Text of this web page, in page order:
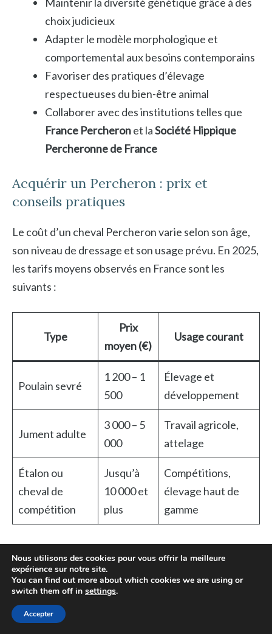
Maintenir la diversité génétique grâce à des
choix judicieux
Adapter le modèle morphologique et
comportemental aux besoins contemporains
Favoriser des pratiques d’élevage
respectueuses du bien-être animal
Collaborer avec des institutions telles que
France Percheronet laSociété Hippique
Percheronne de France
Acquérir un Percheron : prix et
conseils pratiques
Le coût d’un cheval Percheron varie selon son âge,
son niveau de dressage et son usage prévu. En 2025,
les tarifs moyens observés en France sont les
suivants :
Type
Prix
moyen (€)
Usage courant
Poulain sevré
1 200 – 1
500
Élevage et
développement
Jument adulte
3 000 – 5
000
Travail agricole,
attelage
Étalon ou
cheval de
compétition
Jusqu’à
10 000 et
plus
Compétitions,
élevage haut de
gamme
enchères sont accessibles, avec un réseau
d’éleveurs présents notamment sur des salons ou
événements dont le
acteur majeur. Plus d’informations sur ces aspects
Nous utilisons des cookies pour vous offrir la meilleure
expérience sur notre site.
You can find out more about which cookies we are using or
switch them off in settings.
Accepter